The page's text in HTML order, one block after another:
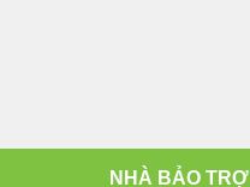
NHÀ BẢO TRỢ